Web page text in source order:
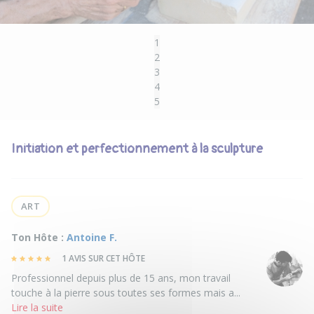
1
2
3
4
5
Initiation et perfectionnement à la sculpture
ART
Ton Hôte : Antoine F.
1 AVIS SUR CET HÔTE
Professionnel depuis plus de 15 ans, mon travail
touche à la pierre sous toutes ses formes mais a...
Lire la suite